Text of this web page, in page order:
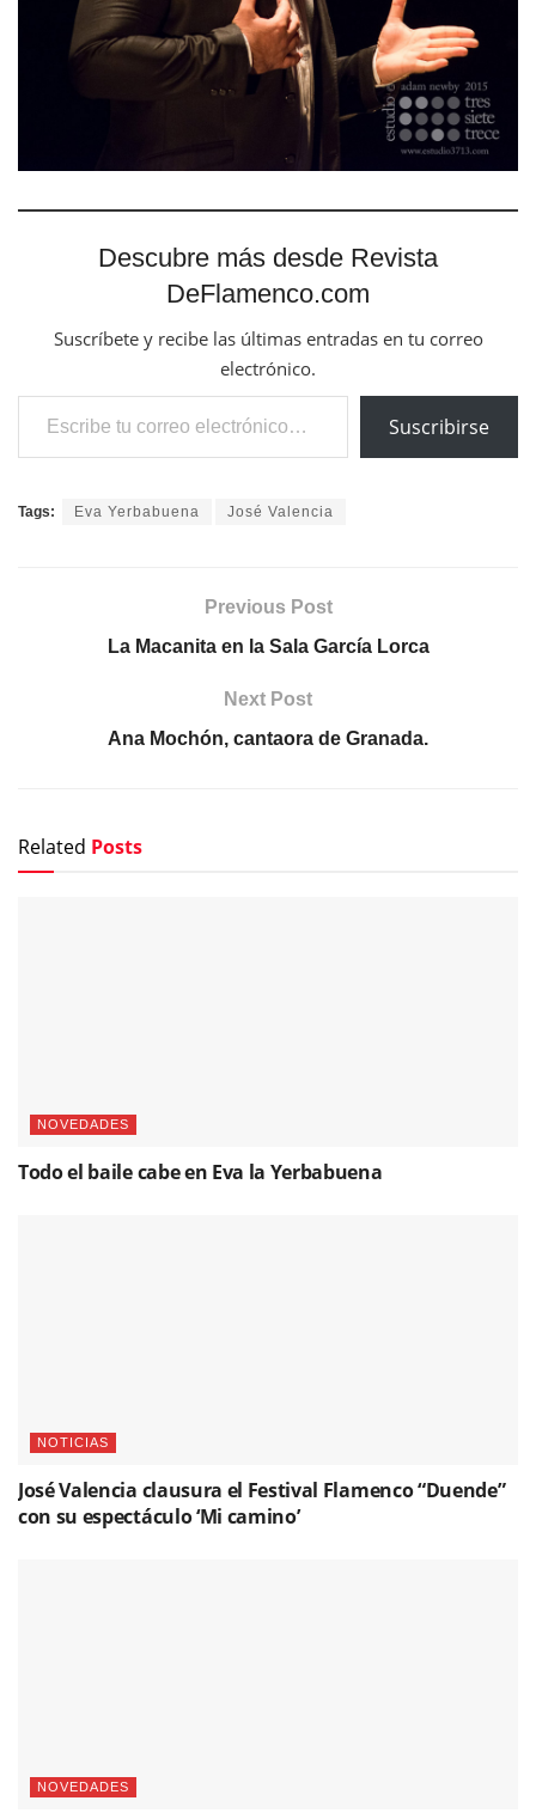
Descubre más desde Revista
DeFlamenco.com
Suscríbete y recibe las últimas entradas en tu correo
electrónico.
Escribe tu correo electrónico…
Suscribirse
Tags: Eva Yerbabuena José Valencia
Previous Post
La Macanita en la Sala García Lorca
Next Post
Ana Mochón, cantaora de Granada.
Related Posts
NOVEDADES
Todo el baile cabe en Eva la Yerbabuena
NOTICIAS
José Valencia clausura el Festival Flamenco “Duende”
con su espectáculo ‘Mi camino’
NOVEDADES